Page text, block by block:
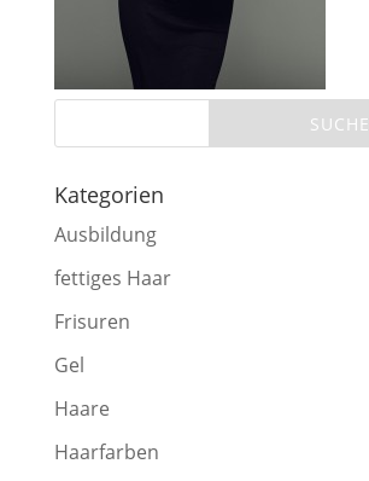
Kategorien
Ausbildung
fettiges Haar
Frisuren
Gel
Haare
Haarfarben